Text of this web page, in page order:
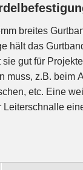
breites
hält das
sie gut für
muss, z.B. beim
etc. Eine
Kordel oder ein
mit dicken
Ende wird das
anderen Ende